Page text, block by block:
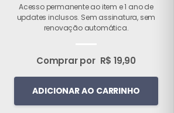
Acesso permanente ao item e 1 ano de
updates inclusos. Sem assinatura, sem
renovação automática.
Comprar por R$ 19,90
ADICIONAR AO CARRINHO